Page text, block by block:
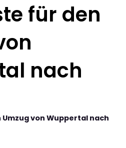
für den
nach
von Wuppertal nach